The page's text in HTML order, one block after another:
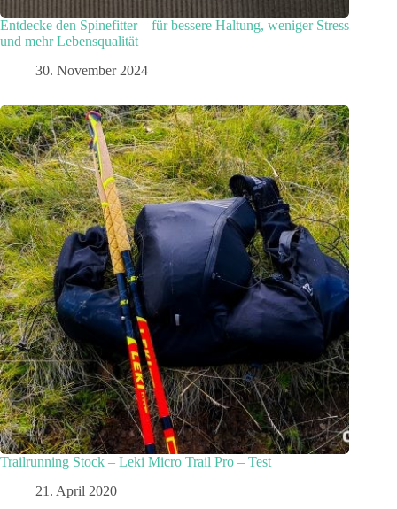
Entdecke den Spinefitter – für bessere Haltung, weniger Stress
und mehr Lebensqualität
30. November 2024
Trailrunning Stock – Leki Micro Trail Pro – Test
21. April 2020